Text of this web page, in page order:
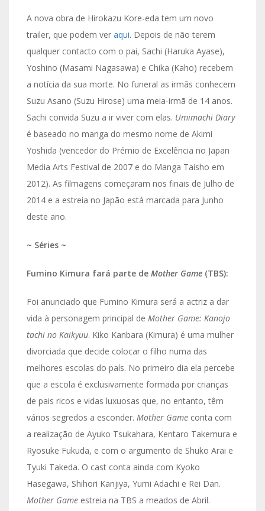
A nova obra de Hirokazu Kore-eda tem um novo
trailer, que podem ver aqui. Depois de não terem
qualquer contacto com o pai, Sachi (Haruka Ayase),
Yoshino (Masami Nagasawa) e Chika (Kaho) recebem
a notícia da sua morte. No funeral as irmãs conhecem
Suzu Asano (Suzu Hirose) uma meia-irmã de 14 anos.
Sachi convida Suzu a ir viver com elas. Umimachi Diary
é baseado no manga do mesmo nome de Akimi
Yoshida (vencedor do Prémio de Excelência no Japan
Media Arts Festival de 2007 e do Manga Taisho em
2012). As filmagens começaram nos finais de Julho de
2014 e a estreia no Japão está marcada para Junho
deste ano.
~ Séries ~
Fumino Kimura fará parte de Mother Game (TBS):
Foi anunciado que Fumino Kimura será a actriz a dar
vida à personagem principal de Mother Game: Kanojo
tachi no Kaikyuu. Kiko Kanbara (Kimura) é uma mulher
divorciada que decide colocar o filho numa das
melhores escolas do país. No primeiro dia ela percebe
que a escola é exclusivamente formada por crianças
de pais ricos e vidas luxuosas que, no entanto, têm
vários segredos a esconder. Mother Game conta com
a realização de Ayuko Tsukahara, Kentaro Takemura e
Ryosuke Fukuda, e com o argumento de Shuko Arai e
Tyuki Takeda. O cast conta ainda com Kyoko
Hasegawa, Shihori Kanjiya, Yumi Adachi e Rei Dan.
Mother Game estreia na TBS a meados de Abril.